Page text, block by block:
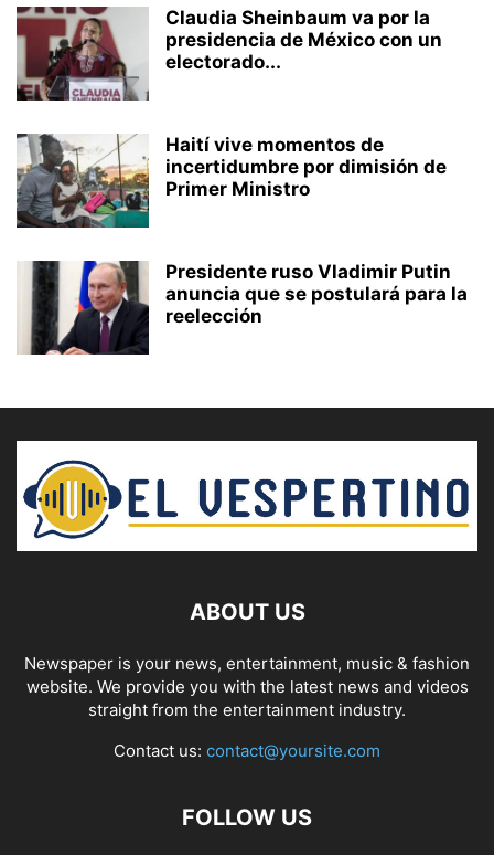
Claudia Sheinbaum va por la
presidencia de México con un
electorado...
Haití vive momentos de
incertidumbre por dimisión de
Primer Ministro
Presidente ruso Vladimir Putin
anuncia que se postulará para la
reelección
ABOUT US
Newspaper is your news, entertainment, music & fashion
website. We provide you with the latest news and videos
straight from the entertainment industry.
Contact us: contact@yoursite.com
FOLLOW US